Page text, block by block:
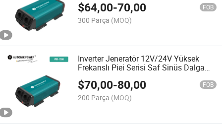
$64,00-70,00 FOB
300 Parça (MOQ)
Inverter Jeneratör 12V/24V Yüksek
Frekanslı Piei Serisi Saf Sinüs Dalga
İnverter Güç İnverteri
$70,00-80,00 FOB
200 Parça (MOQ)